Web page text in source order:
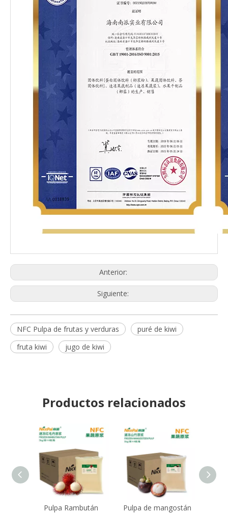
Anterior:
Siguiente:
NFC Pulpa de frutas y verduras
puré de kiwi
fruta kiwi
jugo de kiwi
Productos relacionados
Pulpa Rambután
Pulpa de mangostán